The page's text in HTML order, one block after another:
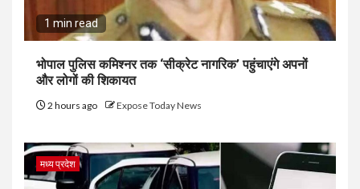
1 min read
भोपाल पुलिस कमिश्नर तक ‘सीक्रेट नागरिक’ पहुंचाएंगे अपनों
और लोगों की शिकायत
2 hours ago Expose Today News
मध्य प्रदेश